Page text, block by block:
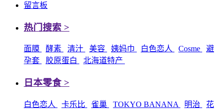
留言板
热门搜索 >
面膜 酵素 清汁 美容 姨妈巾 白色恋人 Cosme
避
孕套
胶原蛋白 北海道特产
日本零食 >
白色恋人 卡乐比 雀巢 TOKYO BANANA 明治
花